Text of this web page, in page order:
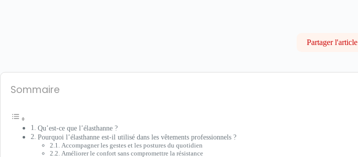
Partager l'article
Sommaire
Qu’est-ce que l’élasthanne ?
Pourquoi l’élasthanne est-il utilisé dans les vêtements professionnels ?
Accompagner les gestes et les postures du quotidien
Améliorer le confort sans compromettre la résistance